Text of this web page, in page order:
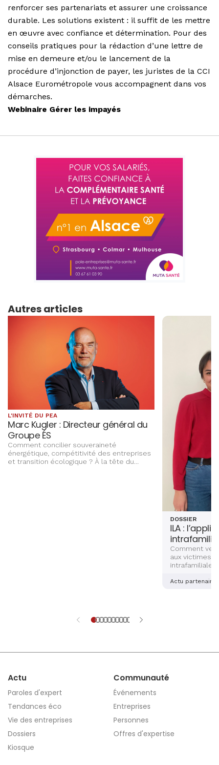
renforcer ses partenariats et assurer une croissance
durable. Les solutions existent : il suffit de les mettre
en œuvre avec confiance et détermination. Pour des
conseils pratiques pour la rédaction d’une lettre de
mise en demeure et/ou le lancement de la
procédure d’injonction de payer, les juristes de la CCI
Alsace Eurométropole vous accompagnent dans vos
démarches.
Webinaire Gérer les impayés
Autres articles
L'INVITÉ DU PEA
Marc Kugler : Directeur général du
Groupe ÉS
Comment concilier souveraineté
énergétique, compétitivité des entreprises
et transition écologique ? À la tête du
DOSSIER
ILA :
Comment
aux victimes
alsaciennes
Actu partenaire
Actu
Paroles d'expert
Tendances éco
Vie des entreprises
Dossiers
Kiosque
Communauté
Événements
Entreprises
Personnes
Offres d'expertise